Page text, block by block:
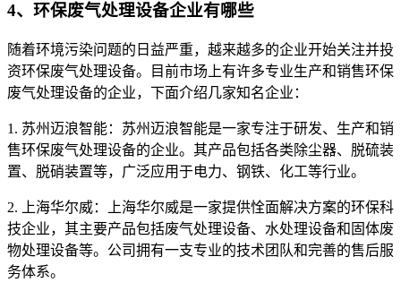
4、环保废气处理设备企业有哪些
随着环境污染问题的日益严重，越来越多的企业开始关注并投
资环保废气处理设备。目前市场上有许多专业生产和销售环保
废气处理设备的企业，下面介绍几家知名企业：
1. 苏州迈浪智能：苏州迈浪智能是一家专注于研发、生产和销
售环保废气处理设备的企业。其产品包括各类除尘器、脱硫装
置、脱硝装置等，广泛应用于电力、钢铁、化工等行业。
2. 上海华尔威：上海华尔威是一家提供恮面解决方案的环保科
技企业，其主要产品包括废气处理设备、水处理设备和固体废
物处理设备等。公司拥有一支专业的技术团队和完善的售后服
务体系。